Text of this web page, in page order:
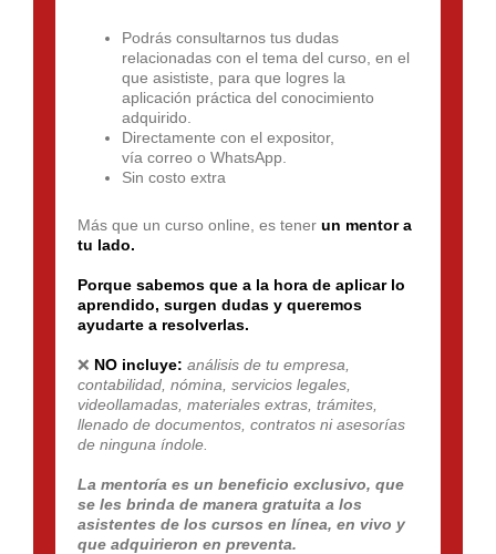
Podrás consultarnos tus dudas
relacionadas con el tema del curso, en el
que asististe, para que logres la
aplicación práctica del conocimiento
adquirido.
Directamente con el expositor,
vía correo o WhatsApp.
Sin costo extra
Más que un curso online, es tener un mentor a
tu lado.
Porque sabemos que a la hora de aplicar lo
aprendido, surgen dudas y queremos
ayudarte a resolverlas.
❌ NO incluye: análisis de tu empresa,
contabilidad, nómina, servicios legales,
videollamadas, materiales extras, trámites,
llenado de documentos, contratos ni asesorías
de ninguna índole.
La mentoría es un beneficio exclusivo, que
se les brinda de manera gratuita a los
asistentes de los cursos en línea, en vivo y
que adquirieron en preventa.